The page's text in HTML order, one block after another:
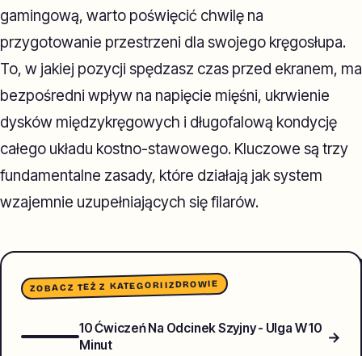
gamingową, warto poświęcić chwilę na
przygotowanie przestrzeni dla swojego kręgosłupa.
To, w jakiej pozycji spędzasz czas przed ekranem, ma
bezpośredni wpływ na napięcie mięśni, ukrwienie
dysków międzykręgowych i długofalową kondycję
całego układu kostno-stawowego. Kluczowe są trzy
fundamentalne zasady, które działają jak system
wzajemnie uzupełniających się filarów.
ZOBACZ TEŻ Z KATEGORIIZDROWIE
10 Ćwiczeń Na Odcinek Szyjny - Ulga W 10
Minut
→